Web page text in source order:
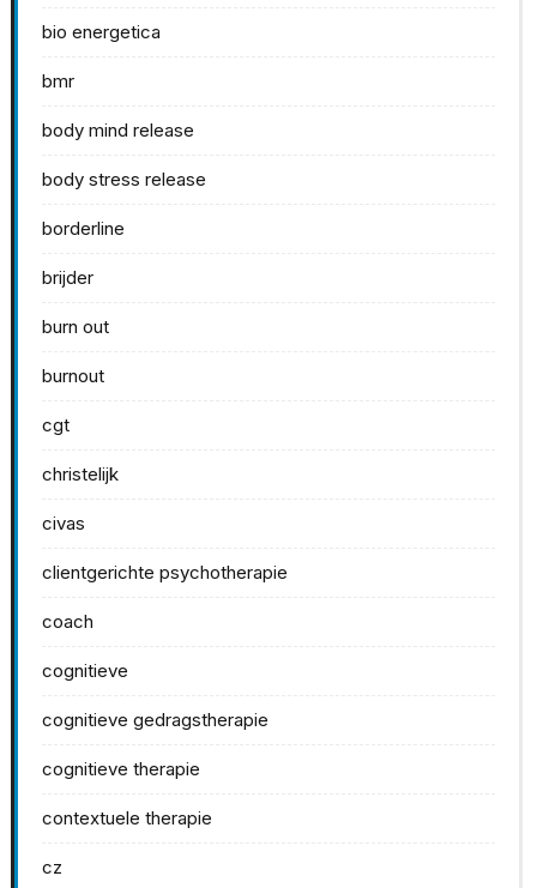
bio energetica
bmr
body mind release
body stress release
borderline
brijder
burn out
burnout
cgt
christelijk
civas
clientgerichte psychotherapie
coach
cognitieve
cognitieve gedragstherapie
cognitieve therapie
contextuele therapie
cz